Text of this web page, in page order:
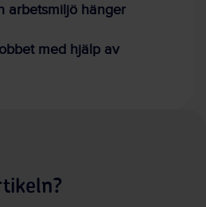
arbetsmiljö hänger
med hjälp av